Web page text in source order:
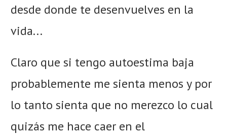
desde donde te desenvuelves en la
vida...
Claro que si tengo autoestima baja
probablemente me sienta menos y por
lo tanto sienta que no merezco lo cual
quizás me hace caer en el